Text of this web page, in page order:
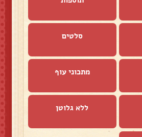
סלטים
מתכוני עוף
ללא גלוטן